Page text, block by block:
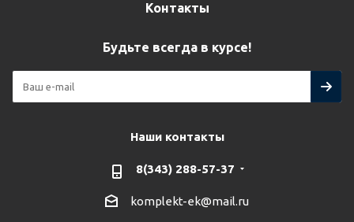
Контакты
Будьте всегда в курсе!
Наши контакты
8(343) 288-57-37
komplekt-ek@mail.ru